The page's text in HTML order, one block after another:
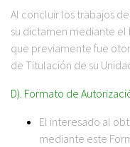
Al concluir los trabajos
su dictamen mediante el
que previamente fue
de Titulación de su
D). Formato de
El interesado al
mediante este